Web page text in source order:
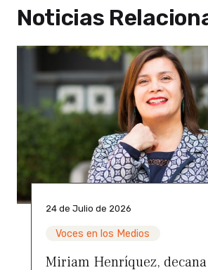
Noticias
24 de Julio de 2026
Voces en los Medios
Miriam Henríquez,